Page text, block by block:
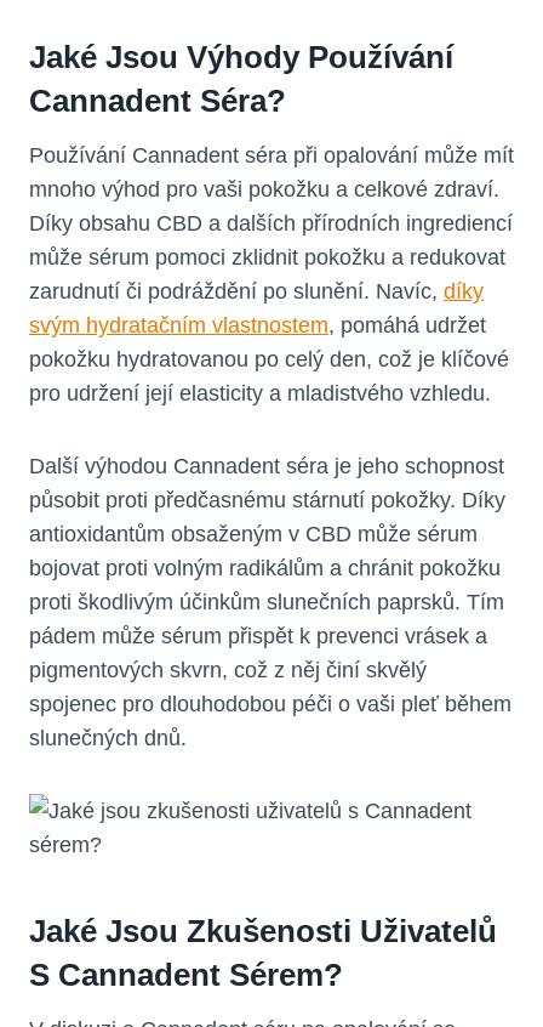
Jaké Jsou Výhody Používání
Cannadent Séra?
Používání Cannadent séra při opalování může mít
mnoho výhod pro vaši pokožku a celkové zdraví.
Díky obsahu CBD a dalších přírodních ingrediencí
může sérum pomoci zklidnit pokožku a redukovat
zarudnutí či podráždění po slunění. Navíc, díky
svým hydratačním vlastnostem, pomáhá udržet
pokožku hydratovanou po celý den, což je klíčové
pro udržení její elasticity a mladistvého vzhledu.
Další výhodou Cannadent séra je jeho schopnost
působit proti předčasnému stárnutí pokožky. Díky
antioxidantům obsaženým v CBD může sérum
bojovat proti volným radikálům a chránit pokožku
proti škodlivým účinkům slunečních paprsků. Tím
pádem může sérum přispět k prevenci vrásek a
pigmentových skvrn, což z něj činí skvělý
spojenec pro dlouhodobou péči o vaši pleť během
slunečných dnů.
Jaké Jsou Zkušenosti Uživatelů
S Cannadent Sérem?